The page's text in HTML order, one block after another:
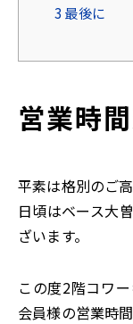
3 最後に
営業時
平素は格別のご
日頃はベース大
ざいます。
この度2階コワ
会員様の営業時